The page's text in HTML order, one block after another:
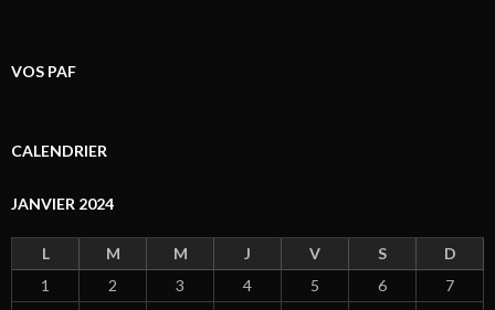
VOS PAF
CALENDRIER
JANVIER 2024
L M M J V S
D
1
2 3 4 5 6
7